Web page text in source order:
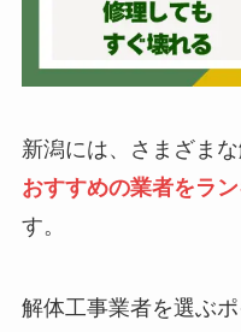
新潟には、さまざま
おすすめの業者をラ
す。
解体工事業者を選ぶ